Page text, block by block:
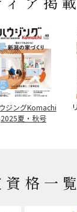
ジングKomachi
2025夏・秋号
資格一覧